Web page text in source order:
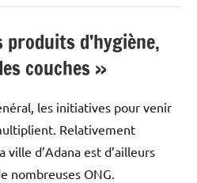
d’hygiène,
couches »
les initiatives pour venir
Relativement
d’Adana est d’ailleurs
nombreuses ONG.